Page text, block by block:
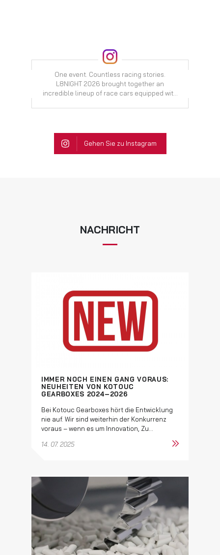
One event. Countless racing stories.
L8NIGHT 2026 brought together an
incredible lineup of race cars equipped with
reliability. A huge thank you to everyone who
stopped by our stand and to all the teams
Gehen Sie zu Instagram
NACHRICHT
IMMER NOCH EINEN GANG VORAUS:
NEUHEITEN VON KOTOUC
GEARBOXES 2024–2026
Bei Kotouc Gearboxes hört die Entwicklung
nie auf. Wir sind weiterhin der Konkurrenz
voraus – wenn es um Innovation, Zu...
14. 07. 2025